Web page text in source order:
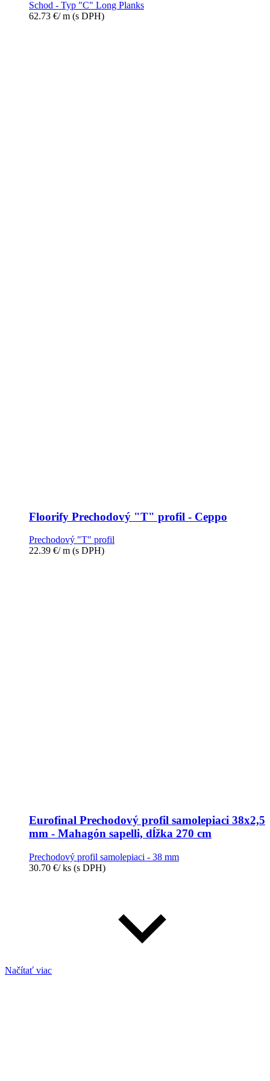
Schod - Typ "C" Long Planks
62.73 €/ m (s DPH)
Floorify Prechodový "T" profil - Ceppo
Prechodový "T" profil
22.39 €/ m (s DPH)
Eurofinal Prechodový profil samolepiaci 38x2,5
mm - Mahagón sapelli, dĺžka 270 cm
Prechodový profil samolepiaci - 38 mm
30.70 €/ ks (s DPH)
Načítať viac